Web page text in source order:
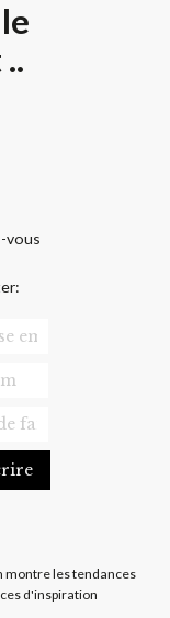
vous
montre les tendances
d'inspiration